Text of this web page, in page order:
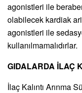
agonistleri ile
olabilecek kardiak
agonistleri ile
kullanılmamalıdırlar.
GIDALARDA İLAÇ
İlaç Kalıntı Arınma